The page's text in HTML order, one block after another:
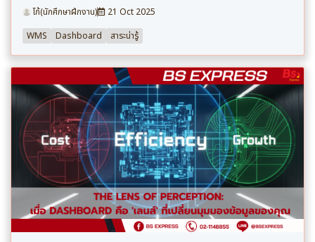
โก้(นักศึกษาฝึกงาน)
21 Oct 2025
WMS
Dashboard สาระน่ารู้